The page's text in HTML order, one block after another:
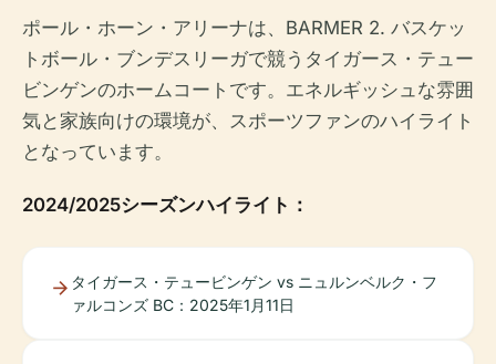
ポール・ホーン・アリーナは、BARMER 2. バスケッ
トボール・ブンデスリーガで競うタイガース・テュー
ビンゲンのホームコートです。エネルギッシュな雰囲
気と家族向けの環境が、スポーツファンのハイライト
となっています。
2024/2025シーズンハイライト：
タイガース・テュービンゲン vs ニュルンベルク・フ
ァルコンズ BC：2025年1月11日